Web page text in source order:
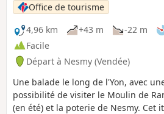
Office de tourisme
4,96 km
+43 m -22 m
Facile
Départ à Nesmy (Vendée)
Une balade le long de l'Yon, avec
possibilité de visiter le Moulin de
(en été) et la poterie de Nesmy. Cet